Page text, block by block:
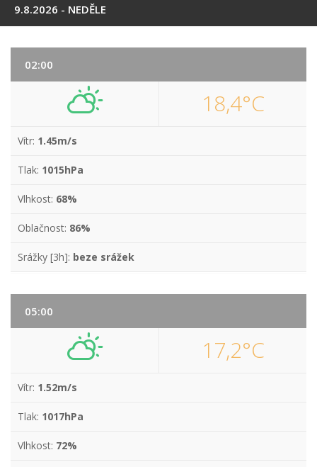
9.8.2026 - NEDĚLE
02:00
18,4°C
Vítr: 1.45m/s
Tlak: 1015hPa
Vlhkost: 68%
Oblačnost: 86%
Srážky [3h]: beze srážek
05:00
17,2°C
Vítr: 1.52m/s
Tlak: 1017hPa
Vlhkost: 72%